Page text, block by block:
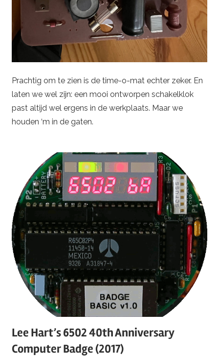
Prachtig om te zien is de time-o-mat echter zeker. En
laten we wel zijn: een mooi ontworpen schakelklok
past altijd wel ergens in de werkplaats. Maar we
houden ‘m in de gaten.
Lee Hart’s 6502 40th Anniversary
Computer Badge (2017)